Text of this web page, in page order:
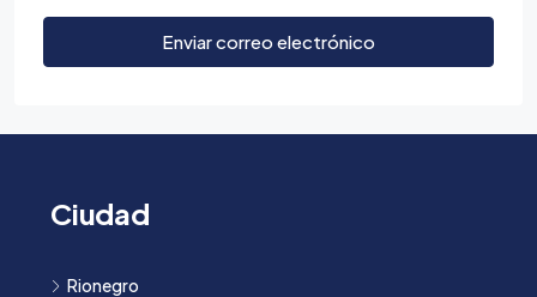
Enviar correo electrónico
Ciudad
Rionegro